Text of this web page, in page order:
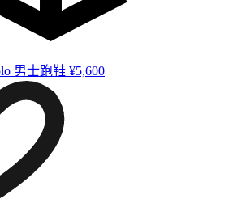
男士跑鞋 ¥5,600